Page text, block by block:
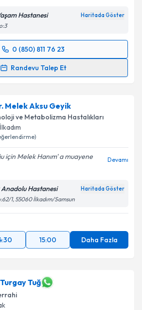
Hastanesi Haritada Göster
0 (850) 811 76 23
Randevu Talep Et
Talebi
e-posta ile bilgilendireceğiz.
işlenmesini kabul ediyorum.
Melek Aksu Geyik
ve Metabolizma Hastalıkları
İlkadım
için Melek Hanım' a muayene
Devamı
Anadolu Hastanesi Haritada Göster
1, 55060 İlkadım/Samsun
15:00 Daha Fazla
Tuğ